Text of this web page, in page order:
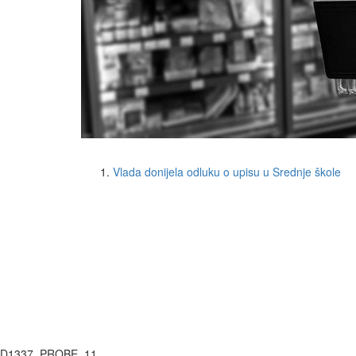
Vlada donijela odluku o upisu u Srednje škole